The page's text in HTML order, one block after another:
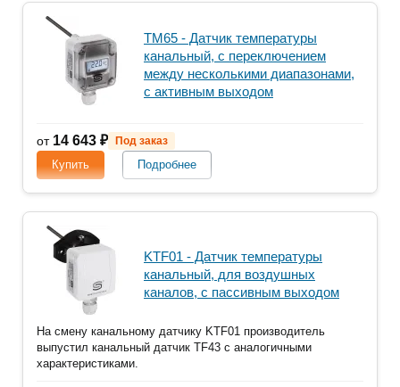
TM65 - Датчик температуры
канальный, с переключением
между несколькими диапазонами,
с активным выходом
от 14 643 ₽ Под заказ
Купить Подробнее
KTF01 - Датчик температуры
канальный, для воздушных
каналов, с пассивным выходом
На смену канальному датчику KTF01 производитель
выпустил канальный датчик TF43 с аналогичными
характеристиками.